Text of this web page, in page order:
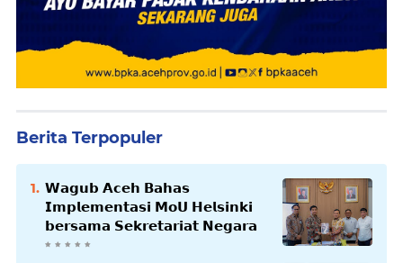
Berita Terpopuler
𝗪𝗮𝗴𝘂𝗯 𝗔𝗰𝗲𝗵 𝗕𝗮𝗵𝗮𝘀
𝗜𝗺𝗽𝗹𝗲𝗺𝗲𝗻𝘁𝗮𝘀𝗶 𝗠𝗼𝗨 𝗛𝗲𝗹𝘀𝗶𝗻𝗸𝗶
𝗯𝗲𝗿𝘀𝗮𝗺𝗮 𝗦𝗲𝗸𝗿𝗲𝘁𝗮𝗿𝗶𝗮𝘁 𝗡𝗲𝗴𝗮𝗿𝗮